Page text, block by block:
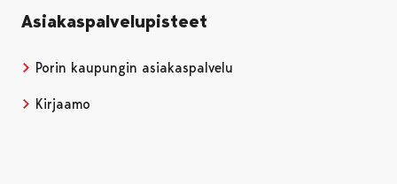
Asiakaspalvelupisteet
Porin kaupungin asiakaspalvelu
Kirjaamo